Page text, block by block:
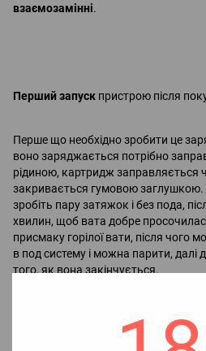
взаємозамінні.
Перший запуск пристрою після
Перше що необхідно зробити це
воно заряджається потрібно
рідиною, картридж заправляється
закривається гумовою заглушкою.
зробіть пару затяжок і без пода,
хвилин, щоб вата добре
присмаку горілої вати, після чого
в под систему і можна парити, далі
того, як вона закінчується.